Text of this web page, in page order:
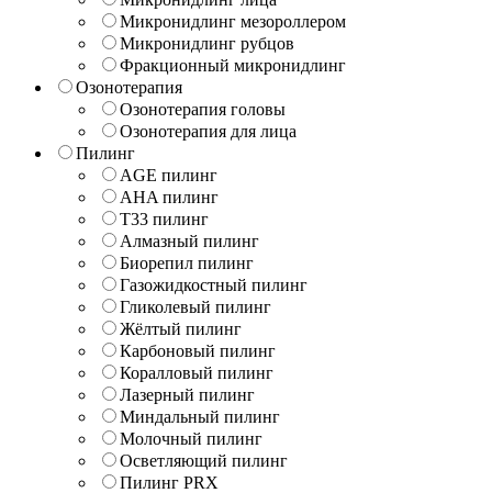
Микронидлинг мезороллером
Микронидлинг рубцов
Фракционный микронидлинг
Озонотерапия
Озонотерапия головы
Озонотерапия для лица
Пилинг
AGE пилинг
AHA пилинг
T33 пилинг
Алмазный пилинг
Биорепил пилинг
Газожидкостный пилинг
Гликолевый пилинг
Жёлтый пилинг
Карбоновый пилинг
Коралловый пилинг
Лазерный пилинг
Миндальный пилинг
Молочный пилинг
Осветляющий пилинг
Пилинг PRX